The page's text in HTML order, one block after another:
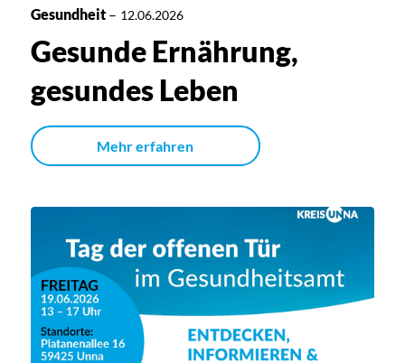
Gesundheit– 12.06.2026
Gesunde Ernährung,
gesundes Leben
Mehr erfahren